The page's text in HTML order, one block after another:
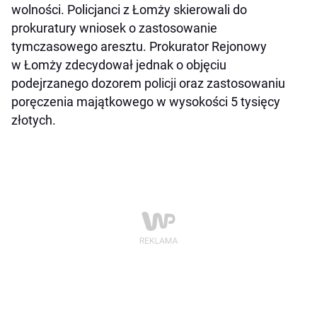
wolności. Policjanci z Łomży skierowali do
prokuratury wniosek o zastosowanie
tymczasowego aresztu. Prokurator Rejonowy
w Łomży zdecydował jednak o objęciu
podejrzanego dozorem policji oraz zastosowaniu
poręczenia majątkowego w wysokości 5 tysięcy
złotych.